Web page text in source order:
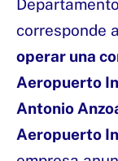
corresponde a
operar una
Aeropuerto
Antonio
Aeropuerto